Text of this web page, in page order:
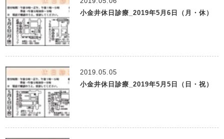
小金井休日診療_2019年5月6日（月・休）
2019.05.05
小金井休日診療_2019年5月5日（日・祝）